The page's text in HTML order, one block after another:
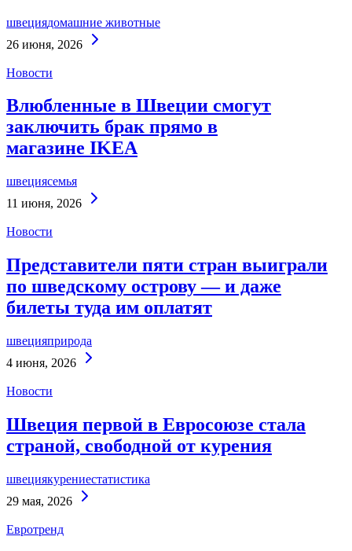
швециядомашние животные
26 июня, 2026
Новости
Влюбленные в Швеции смогут
заключить брак прямо в
магазине IKEA
швециясемья
11 июня, 2026
Новости
Представители пяти стран выиграли
по шведскому острову — и даже
билеты туда им оплатят
швецияприрода
4 июня, 2026
Новости
Швеция первой в Евросоюзе стала
страной, свободной от курения
швециякурениестатистика
29 мая, 2026
Евротренд